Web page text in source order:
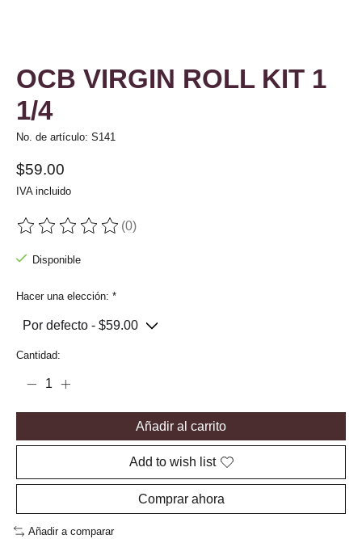
OCB VIRGIN ROLL KIT 1
1/4
No. de artículo: S141
$59.00
IVA incluido
The rating of this product is
(0)
Disponible
Hacer una elección: *
Cantidad:
Añadir al carrito
Add to wish list
Comprar ahora
Añadir a comparar